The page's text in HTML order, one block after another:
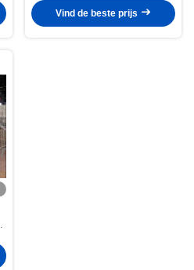
Vind de beste prijs